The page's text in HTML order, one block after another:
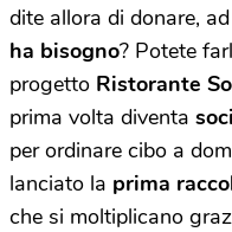
dite allora di donare,
ha bisogno? Potete
progetto Ristorante
prima volta diventa
per ordinare cibo a
lanciato la prima
che si moltiplicano